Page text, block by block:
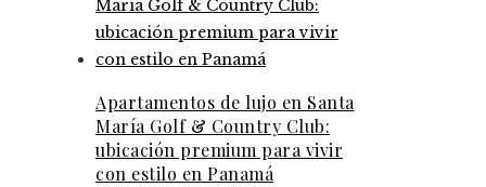
Apartamentos de lujo en Santa
María Golf & Country Club:
ubicación premium para vivir
con estilo en Panamá